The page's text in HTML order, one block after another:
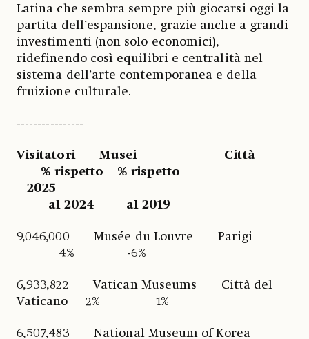
Latina che sembra sempre più giocarsi oggi la
partita dell’espansione, grazie anche a grandi
investimenti (non solo economici),
ridefinendo così equilibri e centralità nel
sistema dell’arte contemporanea e della
fruizione culturale.
----------------
Visitatori Musei Città
% rispetto % rispetto
2025
al 2024 al 2019
9,046,000 Musée du Louvre Parigi
4% -6%
6,933,822 Vatican Museums Città del
Vaticano 2% 1%
6,507,483 National Museum of Korea